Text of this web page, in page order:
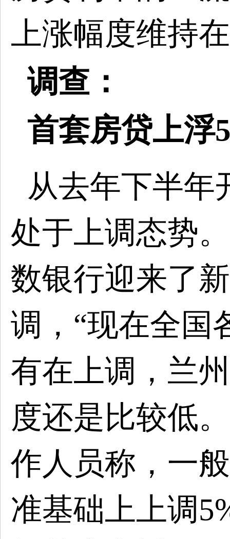
上涨幅度维持
调查：
首套房贷上浮
从去年下半年
处于上调态势
数银行迎来了
调， “现在全国
有在上调，兰
度还是比较低
作人员称，一
准基础上上调